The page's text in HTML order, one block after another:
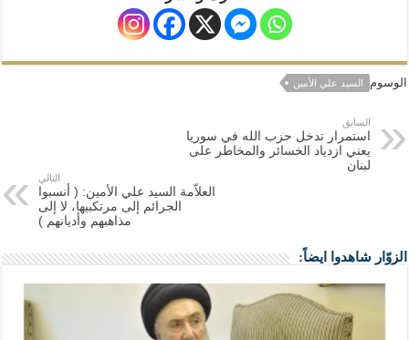
الوسوم السيد علي الأمين
السابق
استمرار تدخل حزب الله في سوريا
يعني ازدياد الخسائر والمخاطر على
لبنان
التالي
العلاّمة السيد علي الأمين: ( أنسبوا
الجرائم إلى مرتكبيها، لا إلى
مذاهبهم وأديانهم )
الزوّار شاهدوا ايضاً: